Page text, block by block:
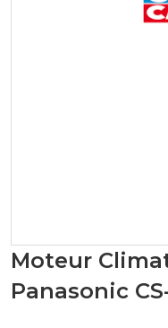
Moteur
Panasonic